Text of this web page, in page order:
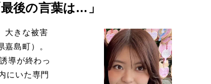
後の言葉は…」
大きな被害
島町）。
導が終わっ
にいた専門